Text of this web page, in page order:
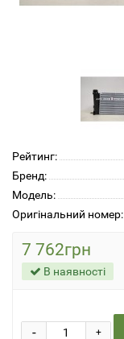
Рейтинг:
Бренд:
Модель:
Оригінальний номер:
7 762грн
В наявності
+
-